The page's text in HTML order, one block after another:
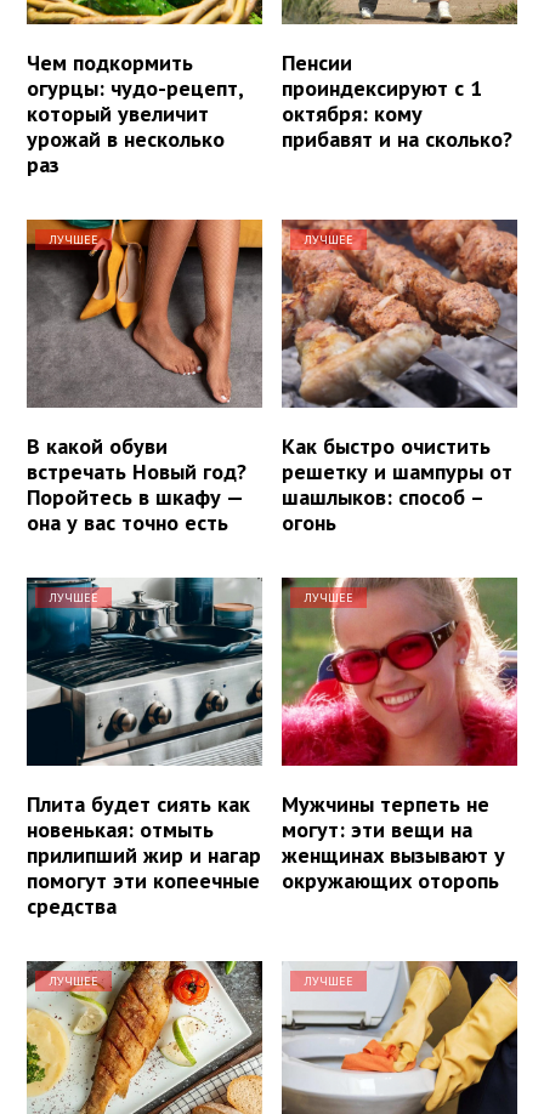
Чем подкормить
огурцы: чудо-рецепт,
который увеличит
урожай в несколько
раз
Пенсии
проиндексируют с 1
октября: кому
прибавят и на сколько?
ЛУЧШЕЕ
В какой обуви
встречать Новый год?
Поройтесь в шкафу —
она у вас точно есть
ЛУЧШЕЕ
Как быстро очистить
решетку и шампуры от
шашлыков: способ –
огонь
ЛУЧШЕЕ
Плита будет сиять как
новенькая: отмыть
прилипший жир и нагар
помогут эти копеечные
средства
ЛУЧШЕЕ
Мужчины терпеть не
могут: эти вещи на
женщинах вызывают у
окружающих оторопь
ЛУЧШЕЕ ЛУЧШЕЕ